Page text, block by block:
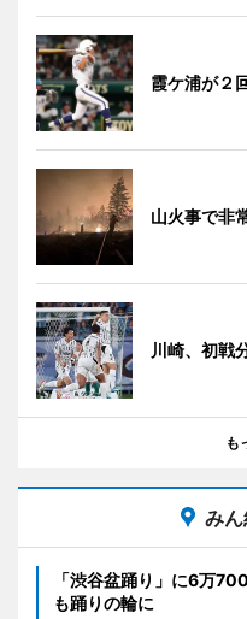
霞ケ浦が２
山火事で非
川崎、初戦
も
み
「渋谷盆踊り」に6万
も踊りの輪に